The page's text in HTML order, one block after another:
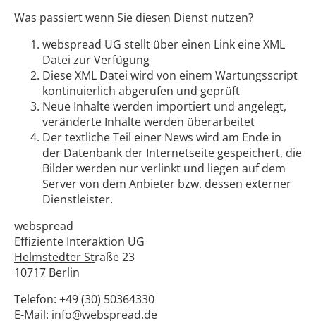
Was passiert wenn Sie diesen Dienst nutzen?
webspread UG stellt über einen Link eine XML
Datei zur Verfügung
Diese XML Datei wird von einem Wartungsscript
kontinuierlich abgerufen und geprüft
Neue Inhalte werden importiert und angelegt,
veränderte Inhalte werden überarbeitet
Der textliche Teil einer News wird am Ende in
der Datenbank der Internetseite gespeichert, die
Bilder werden nur verlinkt und liegen auf dem
Server von dem Anbieter bzw. dessen externer
Dienstleister.
webspread
Effiziente Interaktion UG
Helmstedter Straße 23
10717 Berlin
Telefon: +49 (30) 50364330
E-Mail: info@webspread.de